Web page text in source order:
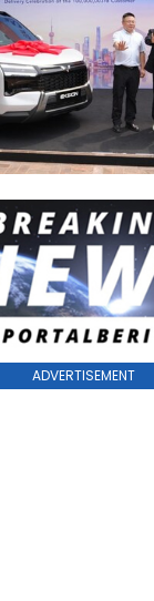
ADVERTISEMENT